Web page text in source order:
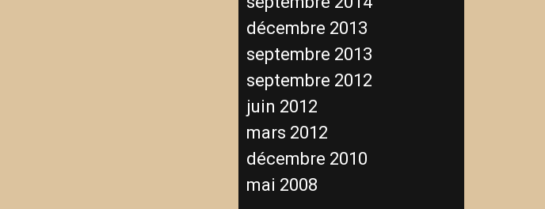
décembre 2013
septembre 2013
septembre 2012
juin 2012
mars 2012
décembre 2010
mai 2008